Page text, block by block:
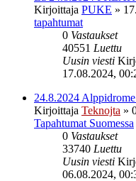
Kirjoittaja PUKE »
tapahtumat
0 Vastaukset
40551 Luettu
Uusin viesti
17.08.2024,
24.8.2024
Kirjoittaja Teknojta »
Tapahtumat Suomessa
0 Vastaukset
33740 Luettu
Uusin viesti
06.08.2024,